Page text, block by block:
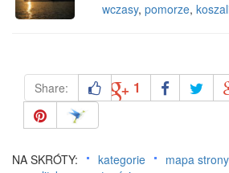
wczasy, pomorze,
Share: 1
NA SKRÓTY: kategorie
mapa strony